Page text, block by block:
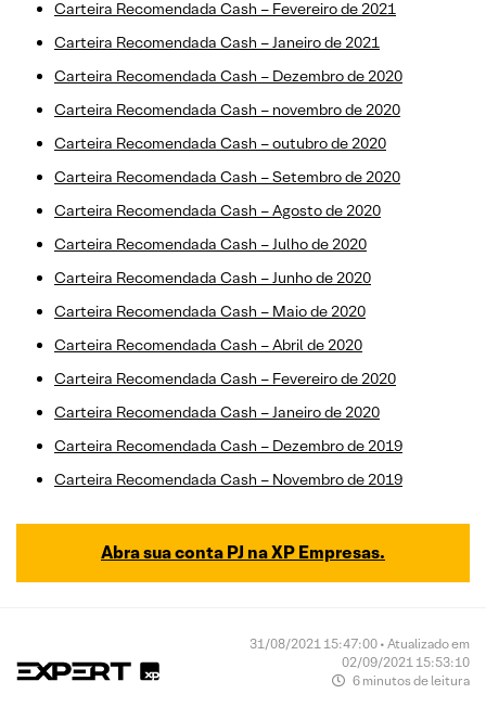
Carteira Recomendada Cash – Fevereiro de 2021
Carteira Recomendada Cash – Janeiro de 2021
Carteira Recomendada Cash – Dezembro de 2020
Carteira Recomendada Cash – novembro de 2020
Carteira Recomendada Cash – outubro de 2020
Carteira Recomendada Cash – Setembro de 2020
Carteira Recomendada Cash – Agosto de 2020
Carteira Recomendada Cash – Julho de 2020
Carteira Recomendada Cash – Junho de 2020
Carteira Recomendada Cash – Maio de 2020
Carteira Recomendada Cash – Abril de 2020
Carteira Recomendada Cash – Fevereiro de 2020
Carteira Recomendada Cash – Janeiro de 2020
Carteira Recomendada Cash – Dezembro de 2019
Carteira Recomendada Cash – Novembro de 2019
Abra sua conta PJ na XP Empresas.
31/08/2021 15:47:00 • Atualizado em
02/09/2021 15:53:10
6 minutos de leitura